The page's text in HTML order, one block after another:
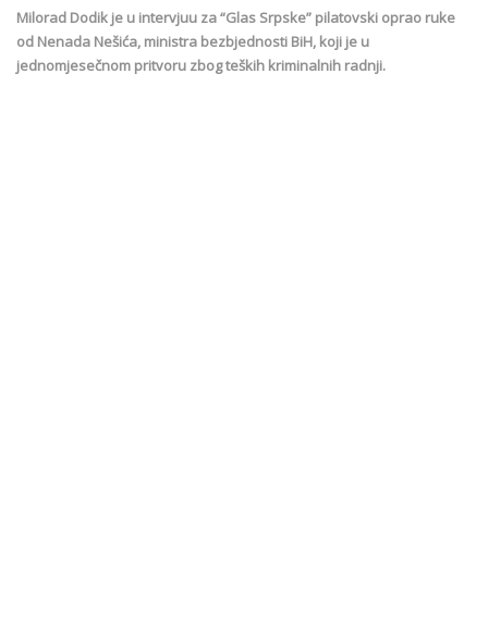
Milorad Dodik je u intervjuu za “Glas Srpske” pilatovski oprao ruke
od Nenada Nešića, ministra bezbjednosti BiH, koji je u
jednomjesečnom pritvoru zbog teških kriminalnih radnji.